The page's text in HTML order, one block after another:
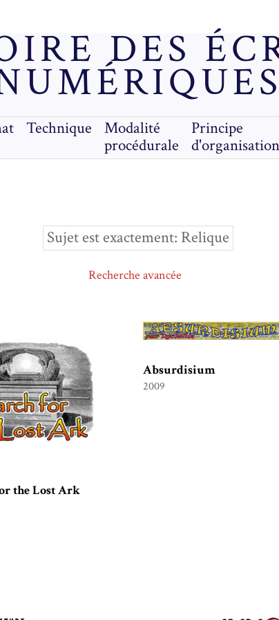
DES
Technique
Modalité
procédurale
Principe
d'organisation
Sujet est exactement Relique
Recherche avancée
the Lost Ark
Absurdisium
2009